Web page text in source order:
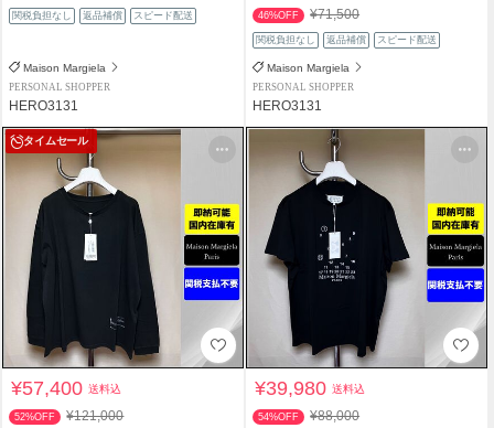
関税負担なし 返品補償 スピード配送
Maison Margiela
PERSONAL SHOPPER
HERO3131
46%OFF ¥71,500
関税負担なし 返品補償 スピード配送
Maison Margiela
PERSONAL SHOPPER
HERO3131
タイムセール
¥57,400送料込
52%OFF ¥121,000
¥39,980送料込
54%OFF ¥88,000